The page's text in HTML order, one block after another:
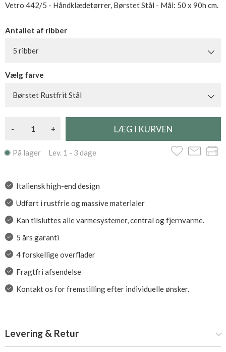
Vetro 442/5 - Håndklædetørrer, Børstet Stål - Mål: 50 x 90h cm.
Antallet af ribber
5 ribber
Vælg farve
Børstet Rustfrit Stål
- +
På lager Lev. 1 - 3 dage
Italiensk high-end design
Udført i rustfrie og massive materialer
Kan tilsluttes alle varmesystemer, central og fjernvarme.
5 års garanti
4 forskellige overflader
Fragtfri afsendelse
Kontakt os for fremstilling efter individuelle ønsker.
Levering & Retur